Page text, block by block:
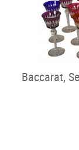
Baccarat,